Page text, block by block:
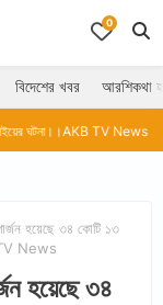
0
বিদেশের খবর আরশিকথা
News ডিজিপি'র রহস্য
হয়েছে ৩৪ কোটি ১৩
TV News
হয়েছে ৩৪